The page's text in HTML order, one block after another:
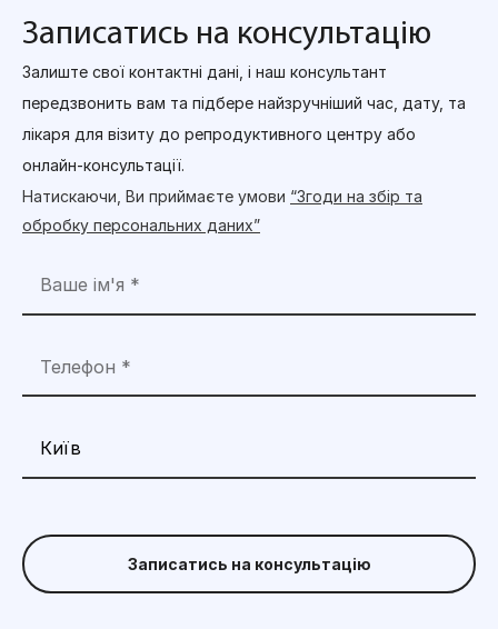
Записатись на консультацію
Залиште свої контактні дані, і наш консультант
передзвонить вам та підбере найзручніший час, дату, та
лікаря для візиту до репродуктивного центру або
онлайн-консультації.
Натискаючи, Ви приймаєте умови “Згоди на збір та
обробку персональних даних”
Записатись на консультацію